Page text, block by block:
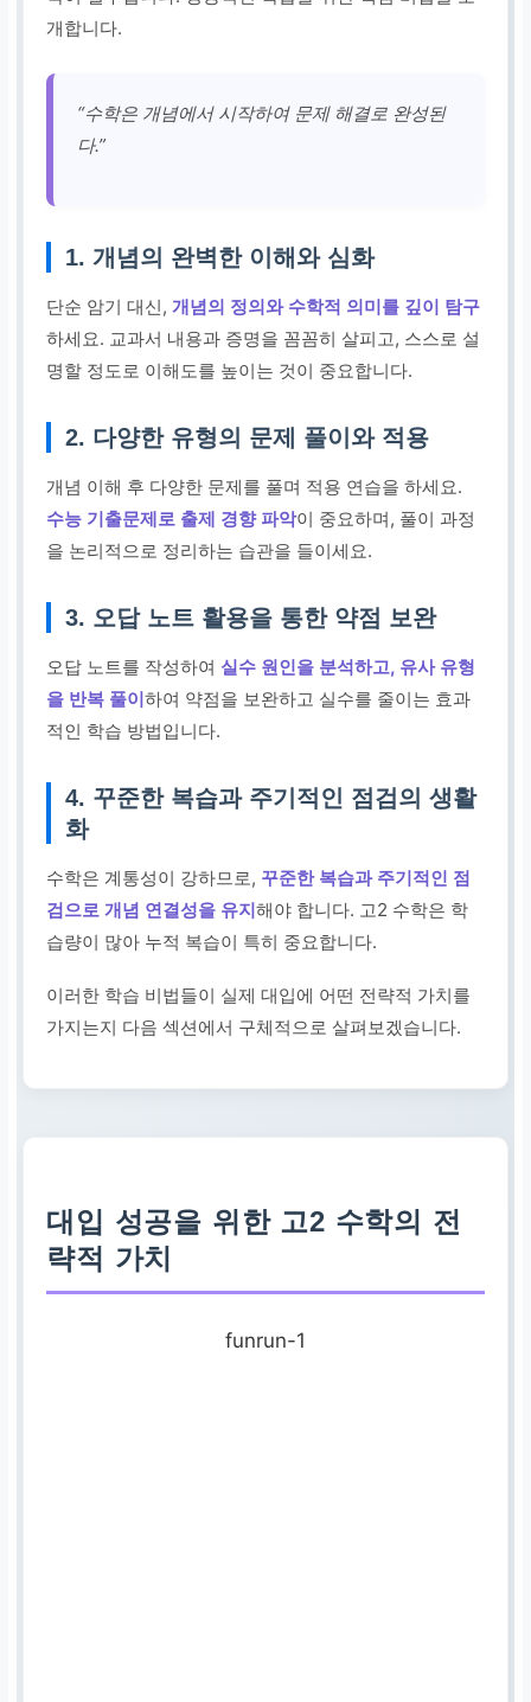
개합니다.
“수학은 개념에서 시작하여 문제 해결로 완성된
다.”
1. 개념의 완벽한 이해와 심화
단순 암기 대신,개념의 정의와 수학적 의미를 깊이 탐구
하세요. 교과서 내용과 증명을 꼼꼼히 살피고, 스스로 설
명할 정도로 이해도를 높이는 것이 중요합니다.
2. 다양한 유형의 문제 풀이와 적용
개념 이해 후 다양한 문제를 풀며 적용 연습을 하세요.
수능 기출문제로 출제 경향 파악이 중요하며, 풀이 과정
을 논리적으로 정리하는 습관을 들이세요.
3. 오답 노트 활용을 통한 약점 보완
오답 노트를 작성하여 실수 원인을 분석하고, 유사 유형
을 반복 풀이하여 약점을 보완하고 실수를 줄이는 효과
적인 학습 방법입니다.
4. 꾸준한 복습과 주기적인 점검의 생활
화
수학은 계통성이 강하므로, 꾸준한 복습과 주기적인 점
검으로 개념 연결성을 유지해야 합니다. 고2 수학은 학
습량이 많아 누적 복습이 특히 중요합니다.
이러한 학습 비법들이 실제 대입에 어떤 전략적 가치를
가지는지 다음 섹션에서 구체적으로 살펴보겠습니다.
대입 성공을 위한 고2 수학의 전
략적 가치
funrun-1